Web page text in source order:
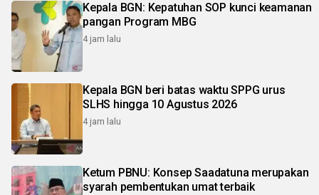
Kepala BGN: Kepatuhan SOP kunci keamanan
pangan Program MBG
4 jam lalu
Kepala BGN beri batas waktu SPPG urus
SLHS hingga 10 Agustus 2026
4 jam lalu
Ketum PBNU: Konsep Saadatuna merupakan
syarah pembentukan umat terbaik